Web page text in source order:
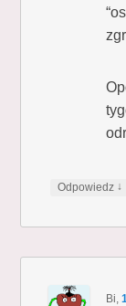
Odpowiedz ↓
Bi,